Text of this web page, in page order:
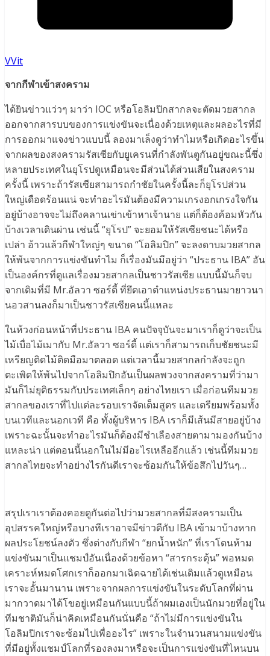
VVit
จากกีฬาเข้าสงคราม
ได้ยินข่าวแว่วๆ มาว่า IOC หรือโอลิมปิกสากลจะตัดมวยสากล
ออกจากสารบบของการแข่งขันจะเนื่องด้วยเหตุและผลอะไรที่มี
การออกมาแจงข่าวแบบนี้ ลองมาเล็งดูว่าทำไมหรือเกิดอะไรขึ้น
จากผลของสงครามรัสเซียกับยูเครนที่กำลังพันตูกันอยู่ขณะนี้ซึ่ง
หลายประเทศในยุโรปดูเหมือนจะมีส่วนได้ส่วนเสียในสงคราม
ครั้งนี้ เพราะถ้ารัสเซียสามารถกำชัยในครั้งนี้ละก็ยุโรปส่วน
ใหญ่เดือดร้อนแน่ จะทำอะไรมันต้องมีความเกรงอกเกรงใจกัน
อยู่บ้างอาจจะไม่ถึงคลานเข่าเข้าหาเจ้านาย แต่ก็ต้องค้อมหัวกัน
บ้างเวลาเดินผ่าน เช่นนี้ “ยุโรป” จะยอมให้รัสเซียชนะได้หรือ
เปล่า อ้าวแล้วกีฬาใหญ่ๆ ขนาด “โอลิมปิก” จะลงดาบมวยสากล
ให้พ้นจากการแข่งขันทำไม ก็เรื่องมันมีอยู่ว่า “ประธาน IBA” อัน
เป็นองค์กรที่ดูแลเรื่องมวยสากลเป็นชาวรัสเซีย แบบนี้มันก็จบ
จากเดิมที่มี Mr.อัลวา ซอร์ดี้ ที่ยึดเอาตำแหน่งประธานมายาวนา
นอวสานลงก็มาเป็นชาวรัสเซียคนนี้แหละ
ในห้วงก่อนหน้าที่ประธาน IBA คนปัจจุบันจะมาเราก็ดูว่าจะเป็น
ไม้เบื่อไม้เมากับ Mr.อัลวา ซอร์ดี้ แต่เราก็สามารถเก็บชัยชนะมี
เหรียญติดไม้ติดมือมาตลอด แต่เวลานี้มวยสากลกำลังจะถูก
ตะเพิดให้พ้นไปจากโอลิมปิกอันเป็นผลพวงจากสงครามที่ว่ามา
มันก็ไม่ยุติธรรมกับประเทศเล็กๆ อย่างไทยเรา เมื่อก่อนทีมมวย
สากลของเราที่ไปแต่ละรอบเราจัดเต็มสูตร และเตรียมพร้อมทั้ง
บนเวทีและนอกเวที คือ ทั้งผู้บริหาร IBA เราก็มีเส้นมีสายอยู่บ้าง
เพราะฉะนั้นจะทำอะไรมันก็ต้องมีชำเลืองสายตามามองกันบ้าง
แหละน่า แต่ตอนนี้นอกในไม่มีอะไรเหลืออีกแล้ว เช่นนี้ทีมมวย
สากลไทยจะทำอย่างไรกันดีเราจะซ้อมกันให้ข้อสึกไปวันๆ…
สรุปเราเราต้องคอยดูกันต่อไปว่ามวยสากลที่มีสงครามเป็น
อุปสรรคใหญ่หรือบางทีเราอาจมีข่าวดีกับ IBA เข้ามาบ้างหาก
ผลประโยชน์ลงตัว ซึ่งต่างกับกีฬา “ยกน้ำหนัก” ที่เราโดนห้าม
แข่งขันมาเป็นแชมป์อันเนื่องด้วยข้อหา “สารกระตุ้น” พอหมด
เคราะห์หมดโศกเราก็ออกมาเฉิดฉายได้เช่นเดิมแล้วดูเหมือน
เราจะอั้นมานาน เพราะจากผลการแข่งขันในระดับโลกที่ผ่าน
มากวาดมาได้โขอยู่เหมือนกันแบบนี้ถ้าผมเองเป็นนักมวยที่อยู่ใน
ทีมชาติมันก็น่าคิดเหมือนกันนั่นคือ “ถ้าไม่มีการแข่งขันใน
โอลิมปิกเราจะซ้อมไปเพื่ออะไร” เพราะในจำนวนสนามแข่งขัน
ที่มีอยู่ทั้งแชมป์โลกที่รองลงมาหรือจะเป็นการแข่งขันที่ไหนบน